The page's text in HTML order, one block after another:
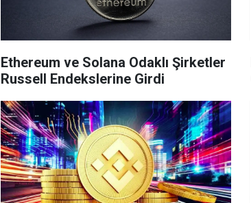
Ethereum ve Solana Odaklı Şirketler
Russell Endekslerine Girdi